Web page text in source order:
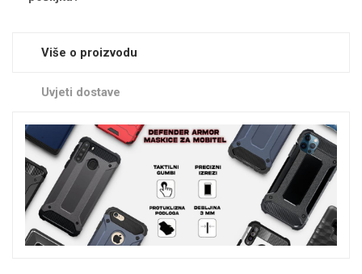
Više o proizvodu
Uvjeti dostave
Doodles Apstraktni motivi